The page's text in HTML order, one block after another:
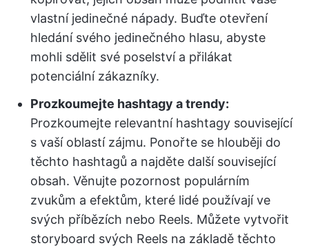
vlastní jedinečné nápady. Buďte otevření
hledání svého jedinečného hlasu, abyste
mohli sdělit své poselství a přilákat
potenciální zákazníky.
Prozkoumejte hashtagy a trendy:
Prozkoumejte relevantní hashtagy související
s vaší oblastí zájmu. Ponořte se hlouběji do
těchto hashtagů a najděte další související
obsah. Věnujte pozornost populárním
zvukům a efektům, které lidé používají ve
svých příbězích nebo Reels. Můžete vytvořit
storyboard svých Reels na základě těchto